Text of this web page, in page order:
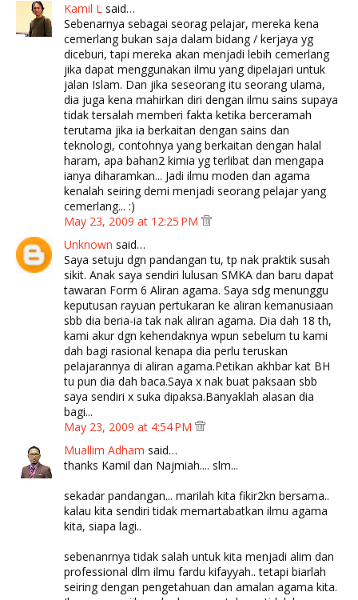
Kamil L said…
Sebenarnya sebagai seorag pelajar, mereka kena
cemerlang bukan saja dalam bidang / kerjaya yg
diceburi, tapi mereka akan menjadi lebih cemerlang
jika dapat menggunakan ilmu yang dipelajari untuk
jalan Islam. Dan jika seseorang itu seorang ulama,
dia juga kena mahirkan diri dengan ilmu sains supaya
tidak tersalah memberi fakta ketika berceramah
terutama jika ia berkaitan dengan sains dan
teknologi, contohnya yang berkaitan dengan halal
haram, apa bahan2 kimia yg terlibat dan mengapa
ianya diharamkan... Jadi ilmu moden dan agama
kenalah seiring demi menjadi seorang pelajar yang
cemerlang... :)
May 23, 2009 at 12:25 PM
Unknown said…
Saya setuju dgn pandangan tu, tp nak praktik susah
sikit. Anak saya sendiri lulusan SMKA dan baru dapat
tawaran Form 6 Aliran agama. Saya sdg menunggu
keputusan rayuan pertukaran ke aliran kemanusiaan
sbb dia beria-ia tak nak aliran agama. Dia dah 18 th,
kami akur dgn kehendaknya wpun sebelum tu kami
dah bagi rasional kenapa dia perlu teruskan
pelajarannya di aliran agama.Petikan akhbar kat BH
tu pun dia dah baca.Saya x nak buat paksaan sbb
saya sendiri x suka dipaksa.Banyaklah alasan dia
bagi...
May 23, 2009 at 4:54 PM
Muallim Adham said…
thanks Kamil dan Najmiah.... slm...
sekadar pandangan... marilah kita fikir2kn bersama..
kalau kita sendiri tidak memartabatkan ilmu agama
kita, siapa lagi..
sebenanrnya tidak salah untuk kita menjadi alim dan
professional dlm ilmu fardu kifayyah.. tetapi biarlah
seiring dengan pengetahuan dan amalan agama kita.